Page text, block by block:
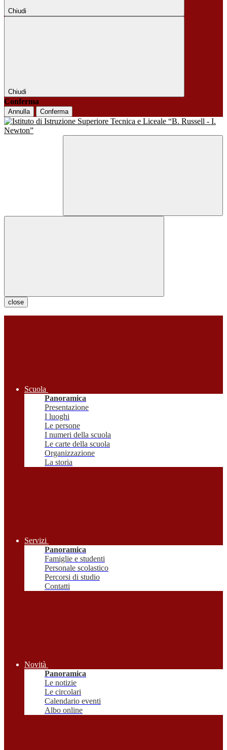
Chiudi
Chiudi
Conferma
Annulla Conferma
close
Scuola
Panoramica
Presentazione
I luoghi
Le persone
I numeri della scuola
Le carte della scuola
Organizzazione
La storia
Servizi
Panoramica
Famiglie e studenti
Personale scolastico
Percorsi di studio
Contatti
Novità
Panoramica
Le notizie
Le circolari
Calendario eventi
Albo online